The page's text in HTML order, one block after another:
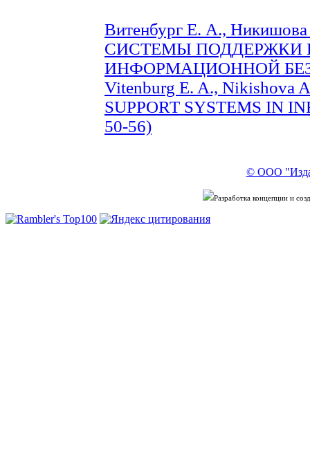
Витенбург Е. А.,
СИСТЕМЫ ПОДДЕРЖКИ
ИНФОРМАЦИОННОЙ
Vitenburg E. A., Nikishova
SUPPORT SYSTEMS IN
50-56)
© ООО
Разработка концепции и